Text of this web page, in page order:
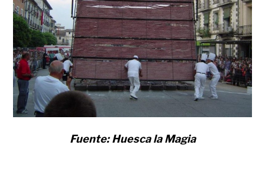
Fuente: Huesca la Magia